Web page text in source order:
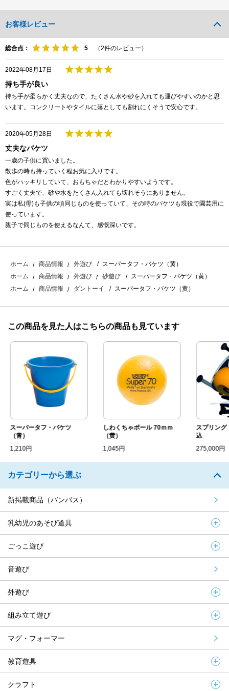
お客様レビュー
総合点： （2件のレビュー）
2022年08月17日
持ち手が良い
持ち手が柔らかく丈夫なので、たくさん水や砂を入れても運びやすいのかと思
います。コンクリートやタイルに落としても割れにくそうで安心です。
2020年05月28日
丈夫なバケツ
一歳の子供に買いました。
散歩の時も持っていく程お気に入りです。
色がハッキリしていて、おもちゃだとわかりやすいようです。
すごく丈夫で、砂や水をたくさん入れても壊れそうにありません。
実は私(母)も子供の頃同じものを使っていて、その時のバケツも現役で園芸用に
使っています。
親子で同じものを使えるなんて、感慨深いです。
ホーム 商品情報 外遊び
スーパータフ・バケツ（黄）
ホーム
商品情報 外遊び 砂遊び
スーパータフ・バケツ（黄）
ホーム
商品情報 ダントーイ スーパータフ・バケツ（黄）
この商品を見た人はこちらの商品も見ています
スーパータフ・バケツ
（青）
1,210円
しわくちゃボール 70ｍｍ
（黄）
1,045円
スプリング
込
275,000円
カテゴリーから選ぶ
新掲載商品（バンパス）
乳幼児のあそび道具
ごっこ遊び
音遊び
外遊び
組み立て遊び
マグ・フォーマー
教育遊具
クラフト